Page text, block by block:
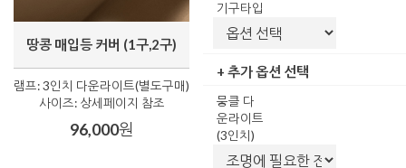
땅콩 매입등 커버 (1구,2구)
램프: 3인치 다운라이트(별도구매)
사이즈: 상세페이지 참조
96,000원
기구타입
+ 추가 옵션 선택
뭉클 다
운라이트
(3인치)